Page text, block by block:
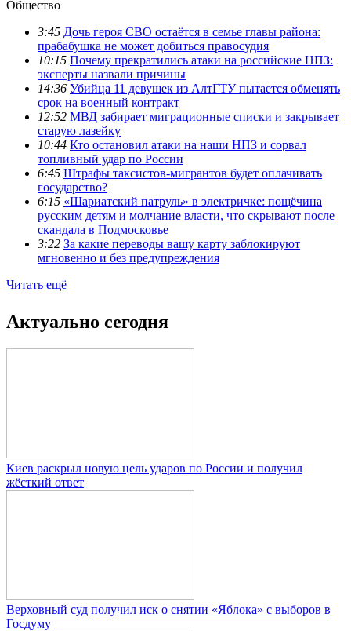
Общество
3:45 Дочь героя СВО остаётся в семье главы района:
прабабушка не может добиться правосудия
10:15 Почему прекратились атаки на российские НПЗ:
эксперты назвали причины
14:36 Убийца 11 девушек из АлтГТУ пытается обменять
срок на военный контракт
12:52 МВД забирает миграционные списки и закрывает
старую лазейку
10:44 Кто остановил атаки на наши НПЗ и сорвал
топливный удар по России
6:45 Штрафы таксистов-мигрантов будет оплачивать
государство?
6:15 «Шариатский патруль» в электричке: пощёчина
русским детям и молчание власти, что скрывают после
скандала в Подмосковье
3:22 За какие переводы вашу карту заблокируют
мгновенно и без предупреждения
Читать ещё
Актуально сегодня
Киев раскрыл новую цель ударов по России и получил
жёсткий ответ
Верховный суд получил иск о снятии «Яблока» с выборов в
Госдуму